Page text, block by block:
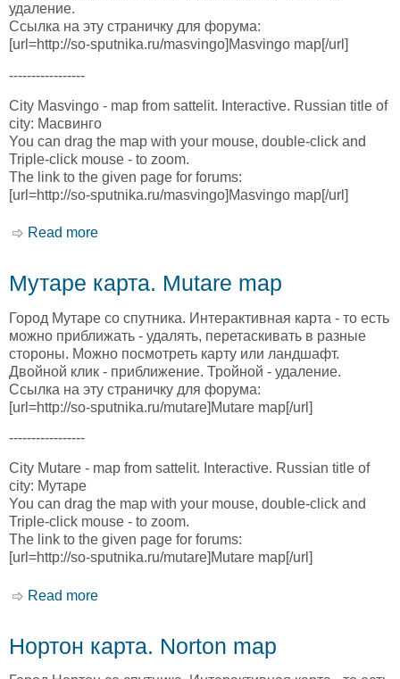
удаление.
Ссылка на эту страничку для форума:
[url=http://so-sputnika.ru/masvingo]Masvingo map[/url]
-----------------
City Masvingo - map from sattelit. Interactive. Russian title of
city: Масвинго
You can drag the map with your mouse, double-click and
Triple-click mouse - to zoom.
The link to the given page for forums:
[url=http://so-sputnika.ru/masvingo]Masvingo map[/url]
Read more
Мутаре карта. Mutare map
Город Мутаре со спутника. Интерактивная карта - то есть
можно приближать - удалять, перетаскивать в разные
стороны. Можно посмотреть карту или ландшафт.
Двойной клик - приближение. Тройной - удаление.
Ссылка на эту страничку для форума:
[url=http://so-sputnika.ru/mutare]Mutare map[/url]
-----------------
City Mutare - map from sattelit. Interactive. Russian title of
city: Мутаре
You can drag the map with your mouse, double-click and
Triple-click mouse - to zoom.
The link to the given page for forums:
[url=http://so-sputnika.ru/mutare]Mutare map[/url]
Read more
Нортон карта. Norton map